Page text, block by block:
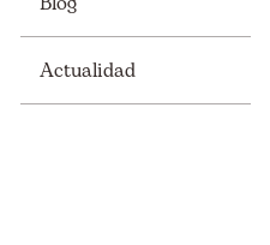
Actualidad